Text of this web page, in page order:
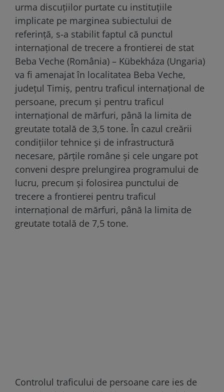
urma discuțiilor purtate cu instituțiile
implicate pe marginea subiectului de
referință, s-a stabilit faptul că punctul
internațional de trecere a frontierei de stat
Beba Veche (România) – Kübekháza (Ungaria)
va fi amenajat în localitatea Beba Veche,
județul Timiș, pentru traficul internațional de
persoane, precum şi pentru traficul
internațional de mărfuri, până la limita de
greutate totală de 3,5 tone. În cazul creării
condițiilor tehnice și de infrastructură
necesare, părțile române și cele ungare pot
conveni despre prelungirea programului de
lucru, precum și folosirea punctului de
trecere a frontierei pentru traficul
internațional de mărfuri, până la limita de
greutate totală de 7,5 tone.
Controlul traficului de persoane care ies de